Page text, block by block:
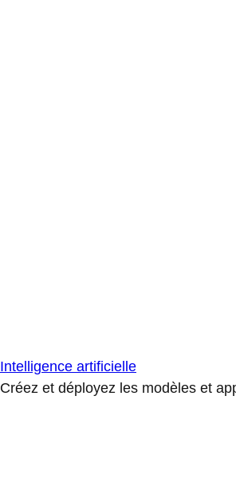
Intelligence artificielle
Créez et déployez les modèles et